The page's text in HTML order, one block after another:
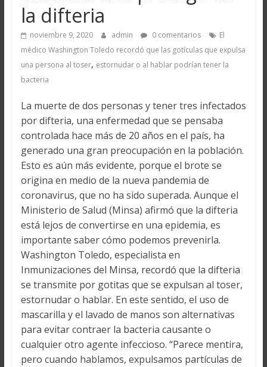
la difteria
noviembre 9, 2020 admin 0 comentarios
El
médico Washington Toledo recordó que las gotículas que expulsa
una persona al toser, estornudar o al hablar podrían tener la
bacteria
La muerte de dos personas y tener tres infectados
por difteria, una enfermedad que se pensaba
controlada hace más de 20 años en el país, ha
generado una gran preocupación en la población.
Esto es aún más evidente, porque el brote se
origina en medio de la nueva pandemia de
coronavirus, que no ha sido superada. Aunque el
Ministerio de Salud (Minsa) afirmó que la difteria
está lejos de convertirse en una epidemia, es
importante saber cómo podemos prevenirla.
Washington Toledo, especialista en
Inmunizaciones del Minsa, recordó que la difteria
se transmite por gotitas que se expulsan al toser,
estornudar o hablar. En este sentido, el uso de
mascarilla y el lavado de manos son alternativas
para evitar contraer la bacteria causante o
cualquier otro agente infeccioso. “Parece mentira,
pero cuando hablamos, expulsamos partículas de